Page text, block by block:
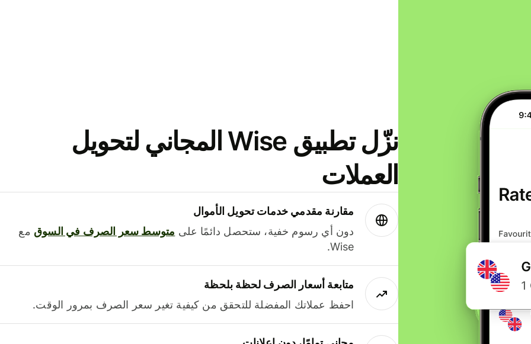
نزّل تطبيق Wise المجاني لتحويل
العملات
مقارنة مقدمي خدمات تحويل الأموال
دون أي رسوم خفية، ستحصل دائمًا على متوسط ​​سعر الصرف في السوق مع
Wise.
متابعة أسعار الصرف لحظة بلحظة
احفظ عملاتك المفضلة للتحقق من كيفية تغير سعر الصرف بمرور الوقت.